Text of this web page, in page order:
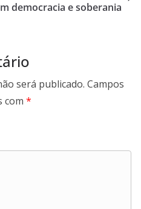
democracia e soberania
será publicado. Campos
com *